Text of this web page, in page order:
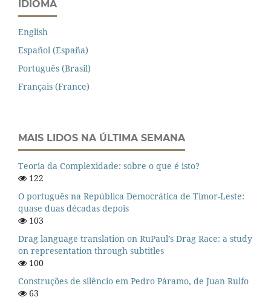
IDIOMA
English
Español (España)
Português (Brasil)
Français (France)
MAIS LIDOS NA ÚLTIMA SEMANA
Teoria da Complexidade: sobre o que é isto?
122
O português na República Democrática de Timor-Leste:
quase duas décadas depois
103
Drag language translation on RuPaul’s Drag Race: a study
on representation through subtitles
100
Construções de silêncio em Pedro Páramo, de Juan Rulfo
63